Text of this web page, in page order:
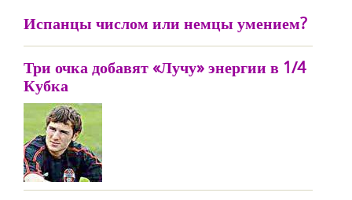
Испанцы числом или немцы умением?
Три очка добавят «Лучу» энергии в 1/4
Кубка